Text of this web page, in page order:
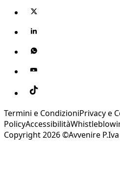
Termini e CondizioniPrivacy e
PolicyAccessibilità
Copyright 2026 ©Avvenire